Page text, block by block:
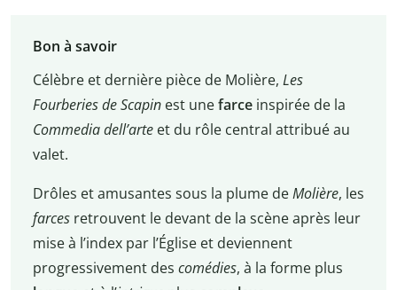
Bon à savoir
Célèbre et dernière pièce de Molière, Les
Fourberies de Scapinest unefarce inspirée de la
Commedia dell’arteet du rôle central attribué au
valet.
Drôles et amusantes sous la plume deMolière, les
farcesretrouvent le devant de la scène après leur
mise à l’index par l’Église et deviennent
progressivement des comédies, à la forme plus